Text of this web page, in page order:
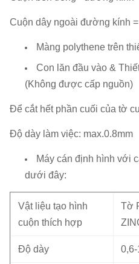
Cuộn dây ngoài đường kính =
Màng polythene trên
Con lăn đầu vào &
(Không được cấp nguồn)
Để cắt hết phần cuối của tờ
Độ dày làm việc: max.0.8mm
Máy cán định hình với
dưới đây:
Vật liệu tạo hình
cuộn thích hợp
Tờ
Độ dày